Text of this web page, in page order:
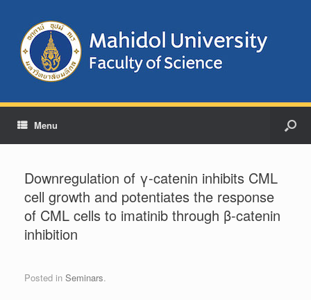
Menu
Downregulation of γ-catenin inhibits CML
cell growth and potentiates the response
of CML cells to imatinib through β-catenin
inhibition
Posted in Seminars.